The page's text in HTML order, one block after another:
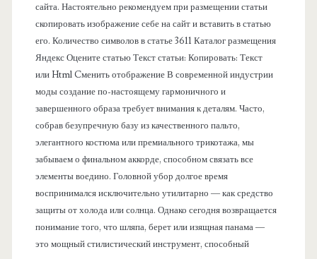
сайта. Настоятельно рекомендуем при размещении статьи
скопировать изображение себе на сайт и вставить в статью
его. Количество символов в статье 3611 Каталог размещения
Яндекс Оцените статью Текст статьи: Копировать: Текст
или Html Cменить отображение В современной индустрии
моды создание по-настоящему гармоничного и
завершенного образа требует внимания к деталям. Часто,
собрав безупречную базу из качественного пальто,
элегантного костюма или премиального трикотажа, мы
забываем о финальном аккорде, способном связать все
элементы воедино. Головной убор долгое время
воспринимался исключительно утилитарно — как средство
защиты от холода или солнца. Однако сегодня возвращается
понимание того, что шляпа, берет или изящная панама —
это мощный стилистический инструмент, способный